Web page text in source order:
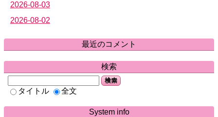
2026-08-03
2026-08-02
最近のコメント
検索
検索
タイトル 全文
System info